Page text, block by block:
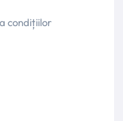
condițiilor